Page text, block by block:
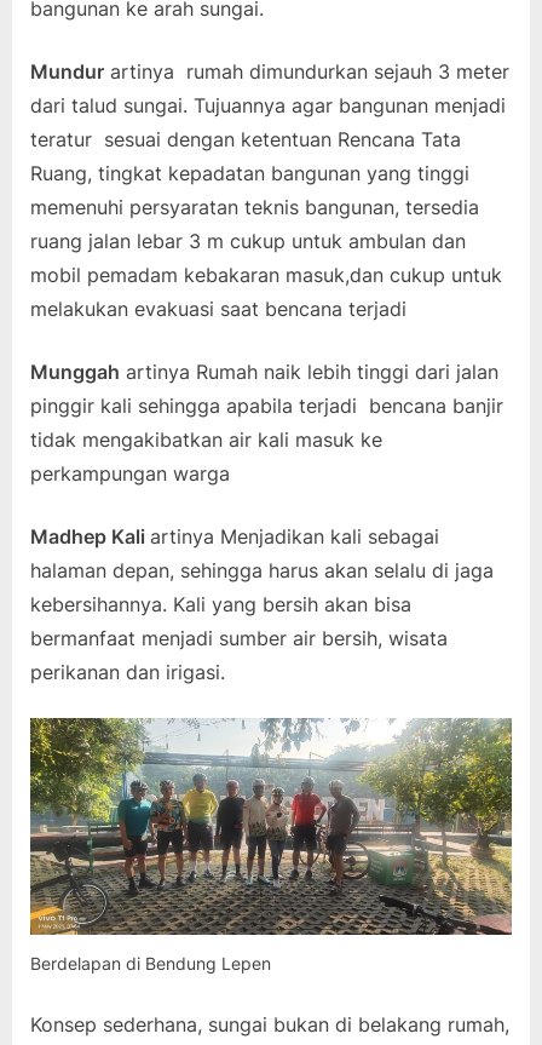
bangunan ke arah sungai.
Mundur artinya rumah dimundurkan sejauh 3 meter
dari talud sungai. Tujuannya agar bangunan menjadi
teratur sesuai dengan ketentuan Rencana Tata
Ruang, tingkat kepadatan bangunan yang tinggi
memenuhi persyaratan teknis bangunan, tersedia
ruang jalan lebar 3 m cukup untuk ambulan dan
mobil pemadam kebakaran masuk,dan cukup untuk
melakukan evakuasi saat bencana terjadi
Munggah artinya Rumah naik lebih tinggi dari jalan
pinggir kali sehingga apabila terjadi bencana banjir
tidak mengakibatkan air kali masuk ke
perkampungan warga
Madhep Kali artinya Menjadikan kali sebagai
halaman depan, sehingga harus akan selalu di jaga
kebersihannya. Kali yang bersih akan bisa
bermanfaat menjadi sumber air bersih, wisata
perikanan dan irigasi.
Berdelapan di Bendung Lepen
Konsep sederhana, sungai bukan di belakang rumah,